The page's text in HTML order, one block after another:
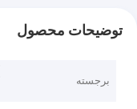
توضیحات محصول
برجسته